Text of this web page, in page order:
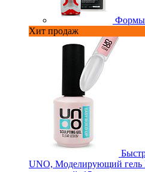
Формы
Хит продаж
UNO, Моделирующий гель